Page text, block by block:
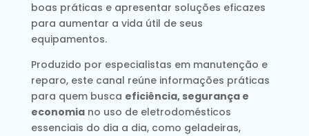
boas práticas e apresentar soluções eficazes
para aumentar a vida útil de seus
equipamentos.
Produzido por especialistas em manutenção e
reparo, este canal reúne informações práticas
para quem busca eficiência, segurança e
economiano uso de eletrodomésticos
essenciais do dia a dia, como geladeiras,